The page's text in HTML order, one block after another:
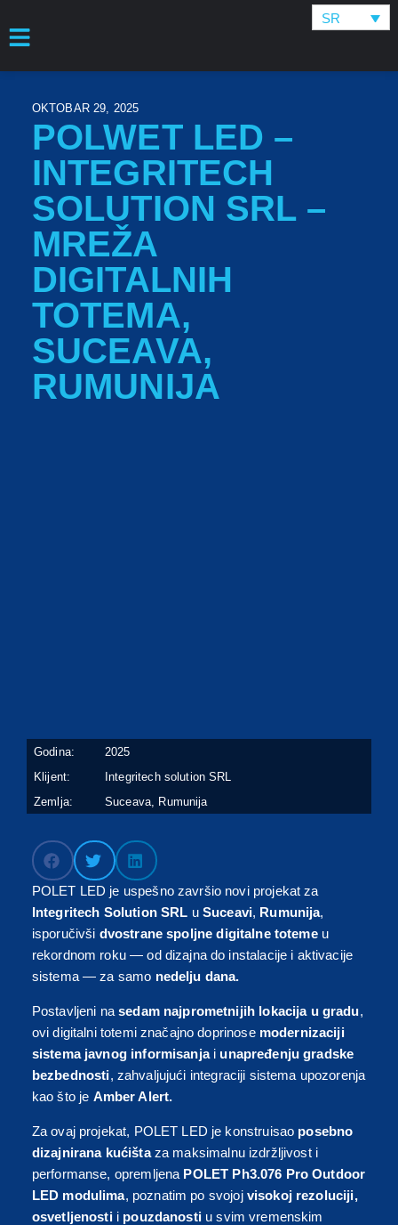
SR
OKTOBAR 29, 2025
POLWET LED –
INTEGRITECH
SOLUTION SRL –
MREŽA
DIGITALNIH
TOTEMA,
SUCEAVA,
RUMUNIJA
Godina:
2025
Klijent:
Integritech solution SRL
Zemlja:
Suceava, Rumunija
POLET LED je uspešno završio novi projekat za
Integritech Solution SRL u Suceavi, Rumunija,
isporučivši dvostrane spoljne digitalne toteme u
rekordnom roku — od dizajna do instalacije i aktivacije
sistema — za samo nedelju dana.
Postavljeni nasedam najprometnijih lokacija u gradu,
ovi digitalni totemi značajno doprinose modernizaciji
sistema javnog informisanja i unapređenju gradske
bezbednosti, zahvaljujući integraciji sistema upozorenja
kao što je Amber Alert.
Za ovaj projekat, POLET LED je konstruisao posebno
dizajnirana kućištaza maksimalnu izdržljivost i
performanse, opremljena POLET Ph3.076 Pro Outdoor
LED modulima, poznatim po svojoj visokoj rezoluciji,
osvetljenosti i pouzdanosti u svim vremenskim